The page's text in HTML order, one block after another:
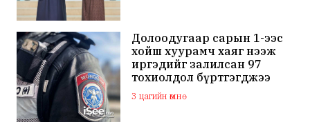
Долоодугаар сарын 1-ээс
хойш хуурамч хаяг нээж
иргэдийг залилсан 97
тохиолдол бүртгэгджээ
3 цагийн өмнө